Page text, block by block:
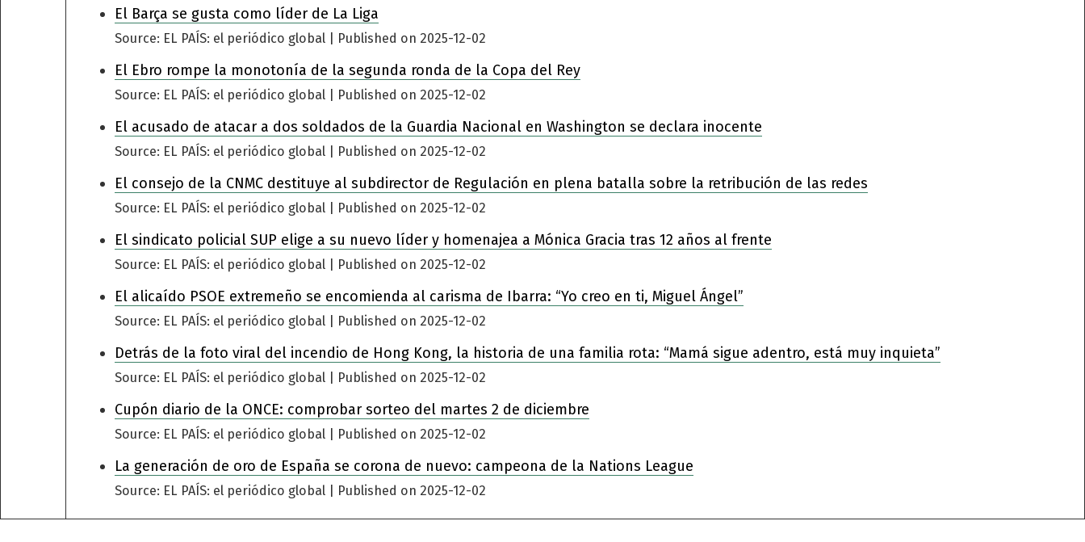
El Barça se gusta como líder de La Liga
Source: EL PAÍS: el periódico global Published on 2025-12-02
El Ebro rompe la monotonía de la segunda ronda de la Copa del Rey
Source: EL PAÍS: el periódico global Published on 2025-12-02
El acusado de atacar a dos soldados de la Guardia Nacional en Washington se declara inocente
Source: EL PAÍS: el periódico global Published on 2025-12-02
El consejo de la CNMC destituye al subdirector de Regulación en plena batalla sobre la retribución de las redes
Source: EL PAÍS: el periódico global Published on 2025-12-02
El sindicato policial SUP elige a su nuevo líder y homenajea a Mónica Gracia tras 12 años al frente
Source: EL PAÍS: el periódico global Published on 2025-12-02
El alicaído PSOE extremeño se encomienda al carisma de Ibarra: “Yo creo en ti, Miguel Ángel”
Source: EL PAÍS: el periódico global Published on 2025-12-02
Detrás de la foto viral del incendio de Hong Kong, la historia de una familia rota: “Mamá sigue adentro, está muy inquieta”
Source: EL PAÍS: el periódico global Published on 2025-12-02
Cupón diario de la ONCE: comprobar sorteo del martes 2 de diciembre
Source: EL PAÍS: el periódico global Published on 2025-12-02
La generación de oro de España se corona de nuevo: campeona de la Nations League
Source: EL PAÍS: el periódico global Published on 2025-12-02